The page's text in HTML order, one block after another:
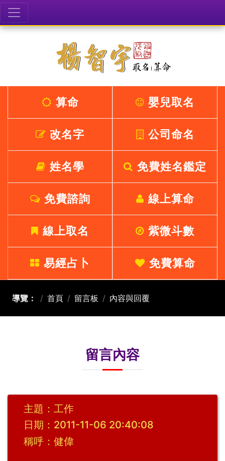
算命 嬰兒取名
改名字 公司命名
姓名學 免費姓名鑑定
免費諮詢 線上算命
線上取名 紫微斗數
易經占卜 免費算命
導覽： 首頁 留言板 內容與回覆
留言內容
主題：工作
日期：2011-11-06 20:40:08
稱呼：健偉